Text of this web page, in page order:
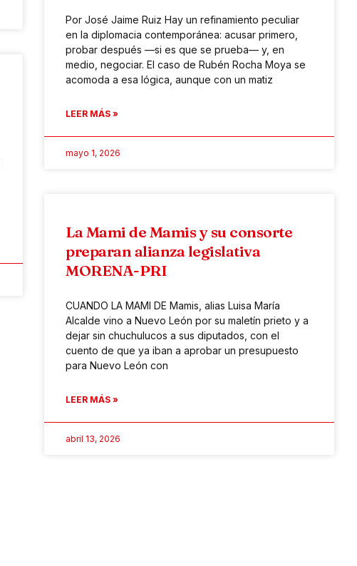
Por José Jaime Ruiz Hay un refinamiento peculiar
en la diplomacia contemporánea: acusar primero,
probar después —si es que se prueba— y, en
medio, negociar. El caso de Rubén Rocha Moya se
acomoda a esa lógica, aunque con un matiz
LEER MÁS »
mayo 1, 2026
La Mami de Mamis y su consorte
preparan alianza legislativa
MORENA-PRI
CUANDO LA MAMI DE Mamis, alias Luisa María
Alcalde vino a Nuevo León por su maletín prieto y a
dejar sin chuchulucos a sus diputados, con el
cuento de que ya iban a aprobar un presupuesto
para Nuevo León con
LEER MÁS »
abril 13, 2026